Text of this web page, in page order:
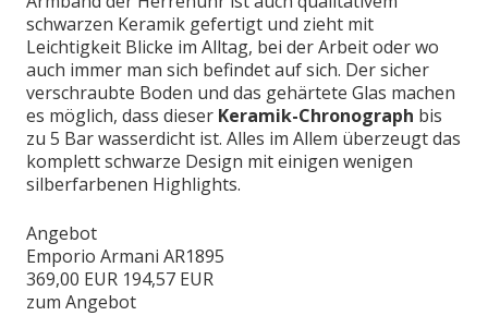
schwarzen Keramik gefertigt und zieht mit
Leichtigkeit Blicke im Alltag, bei der Arbeit oder wo
auch immer man sich befindet auf sich. Der sicher
verschraubte Boden und das gehärtete Glas machen
es möglich, dass dieser Keramik-Chronograph bis
zu 5 Bar wasserdicht ist. Alles im Allem überzeugt das
komplett schwarze Design mit einigen wenigen
silberfarbenen Highlights.
Angebot
Emporio Armani AR1895
369,00 EUR 194,57 EUR
zum Angebot